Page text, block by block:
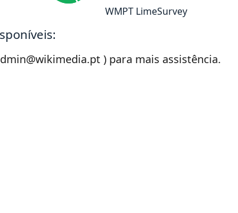
WMPT LimeSurvey
) para mais assistência.